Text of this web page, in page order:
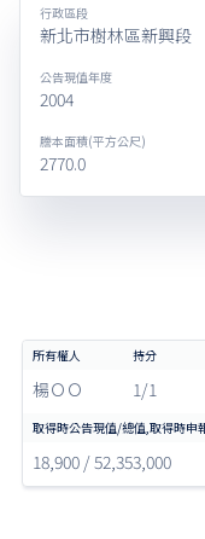
行政區段
新北市樹林區新興段
公告現值年度
2004
謄本面積(平方公尺)
2770.0
楊ＯＯ 1/1
18,900 / 52,353,000